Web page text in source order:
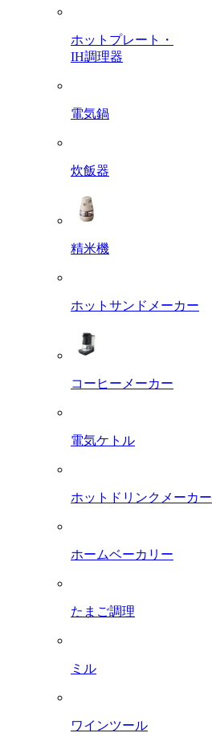
ホットプレート・
IH調理器
電気鍋
炊飯器
精米機
ホットサンドメーカー
コーヒーメーカー
電気ケトル
ホットドリンクメーカー
ホームベーカリー
たまご調理
ミル
ワインツール